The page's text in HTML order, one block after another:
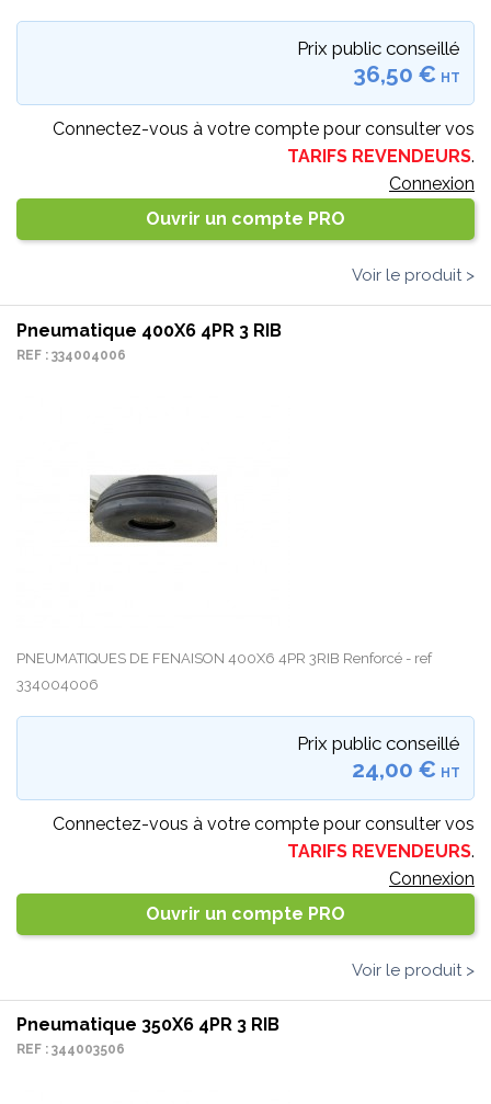
Prix public conseillé
36,50 € HT
Connectez-vous à votre compte pour consulter vos
TARIFS REVENDEURS.
Connexion
Ouvrir un compte PRO
Voir le produit >
Pneumatique 400X6 4PR 3 RIB
REF : 334004006
PNEUMATIQUES DE FENAISON 400X6 4PR 3RIB Renforcé - ref
334004006
Prix public conseillé
24,00 € HT
Connectez-vous à votre compte pour consulter vos
TARIFS REVENDEURS.
Connexion
Ouvrir un compte PRO
Voir le produit >
Pneumatique 350X6 4PR 3 RIB
REF : 344003506